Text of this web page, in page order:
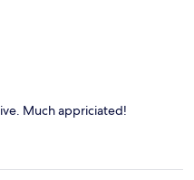
Much appriciated!